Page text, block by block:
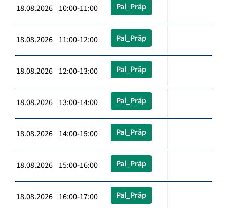
18.08.2026 10:00-11:00 Pal_Präp
18.08.2026 11:00-12:00 Pal_Präp
18.08.2026 12:00-13:00 Pal_Präp
18.08.2026 13:00-14:00 Pal_Präp
18.08.2026 14:00-15:00 Pal_Präp
18.08.2026 15:00-16:00 Pal_Präp
18.08.2026 16:00-17:00 Pal_Präp